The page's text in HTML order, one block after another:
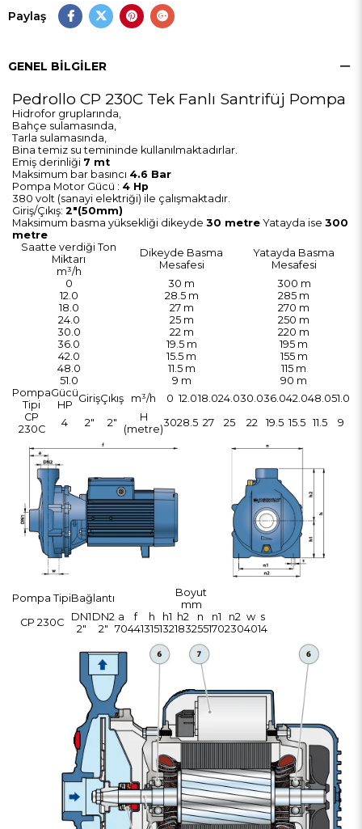
Paylaş
GENEL BILGILER
Pedrollo CP 230C Tek Fanlı Santrifüj Pompa
Hidrofor gruplarında,
Bahçe sulamasında,
Tarla sulamasında,
Bina temiz su temininde kullanılmaktadırlar.
Emiş derinliği 7 mt
Maksimum bar basıncı 4.6 Bar
Pompa Motor Gücü : 4 Hp
380 volt (sanayi elektriği) ile çalışmaktadır.
Giriş/Çıkış: 2"(50mm)
Maksimum basma yüksekliği dikeyde 30 metre Yatayda ise 300
metre
Saatte verdiği Ton
Miktarı
m³/h
Dikeyde Basma
Mesafesi
Yatayda Basma
Mesafesi
0
30 m
300 m
12.0
28.5 m
285 m
18.0
27 m
270 m
24.0
25 m
250 m
30.0
22 m
220 m
36.0
19.5 m
195 m
42.0
15.5 m
155 m
48.0
11.5 m
115 m
51.0
9 m
90 m
Pompa
Tipi
Gücü
HP
GirişÇıkış m³/h 0 12.018.024.030.036.042.048.051.0
CP
230C
4 2" 2"
H
(metre)
3028.5 27 25 22 19.5 15.5 11.5 9
Pompa TipiBağlantı
Boyut
mm
CP 230C
DN1 DN2 a f h h1 h2 n n1 n2 w s
2"
2" 704413151321832551702304014